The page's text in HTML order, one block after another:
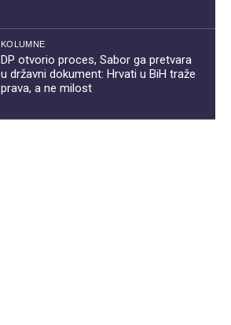
KOLUMNE
DP otvorio proces, Sabor ga pretvara
u državni dokument: Hrvati u BiH traže
prava, a ne milost